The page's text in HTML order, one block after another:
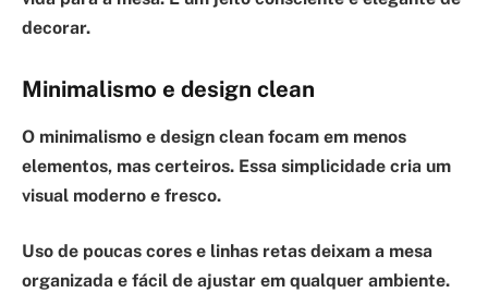
decorar.
Minimalismo e design clean
O minimalismo e design clean focam em menos
elementos, mas certeiros. Essa simplicidade cria um
visual moderno e fresco.
Uso de poucas cores e linhas retas deixam a mesa
organizada e fácil de ajustar em qualquer ambiente.